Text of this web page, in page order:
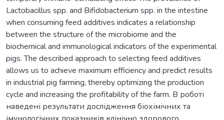
Lactobacillus spp. and Bifidobacterium spp. in the intestine
when consuming feed additives indicates a relationship
between the structure of the microbiome and the
biochemical and immunological indicators of the experimental
pigs. The described approach to selecting feed additives
allows us to achieve maximum efficiency and predict results
in industrial pig farming, thereby optimizing the production
cycle and increasing the profitability of the farm. В роботі
наведені результати дослідження біохімічних та